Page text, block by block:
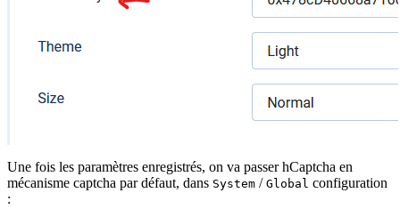
Une fois les paramètres enregistrés, on va passer hCaptcha en
mécanisme captcha par défaut, dans System / Global configuration
: